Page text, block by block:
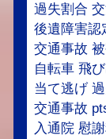
過失割合
後遺障害認
交通事故
自転車 飛
当て逃げ
交通事故
入通院 慰